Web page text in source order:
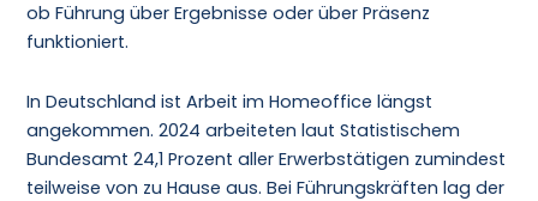
ob Führung über Ergebnisse oder über Präsenz
funktioniert.
In Deutschland ist Arbeit im Homeoffice längst
angekommen. 2024 arbeiteten laut Statistischem
Bundesamt 24,1 Prozent aller Erwerbstätigen zumindest
teilweise von zu Hause aus. Bei Führungskräften lag der